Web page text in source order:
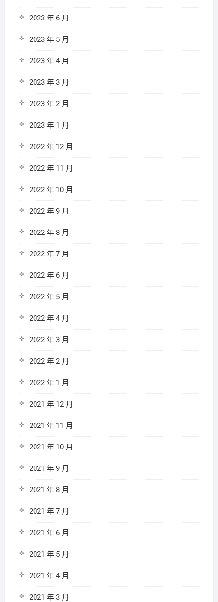
2023 年 6 月
2023 年 5 月
2023 年 4 月
2023 年 3 月
2023 年 2 月
2023 年 1 月
2022 年 12 月
2022 年 11 月
2022 年 10 月
2022 年 9 月
2022 年 8 月
2022 年 7 月
2022 年 6 月
2022 年 5 月
2022 年 4 月
2022 年 3 月
2022 年 2 月
2022 年 1 月
2021 年 12 月
2021 年 11 月
2021 年 10 月
2021 年 9 月
2021 年 8 月
2021 年 7 月
2021 年 6 月
2021 年 5 月
2021 年 4 月
2021 年 3 月